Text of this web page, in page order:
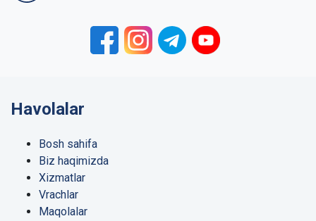
Havolalar
Bosh sahifa
Biz haqimizda
Xizmatlar
Vrachlar
Maqolalar